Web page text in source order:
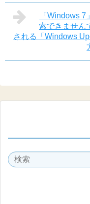
「Windows
索できません
される「Windows